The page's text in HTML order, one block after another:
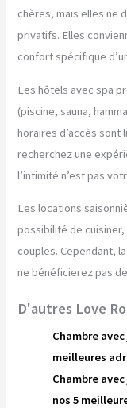
chères, mais elles ne
privatifs. Elles
confort spécifique
Les hôtels avec spa
(piscine, sauna,
horaires d’accès sont
recherchez une
l’intimité n’est pas
Les locations
possibilité de
couples. Cependant,
ne bénéficierez pas
D'autres Love
Chambre
meilleures
Chambre
nos 5